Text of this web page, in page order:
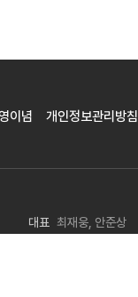
이념 개인정보관리방침
대표 최재웅, 안준상